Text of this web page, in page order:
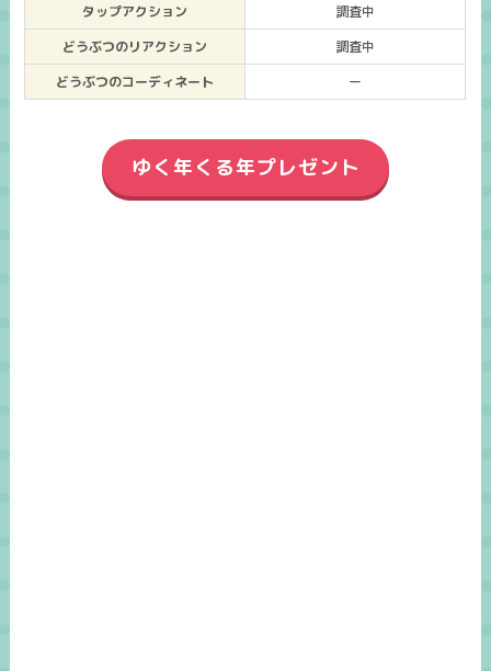
タップアクション
調査中
どうぶつのリアクション
調査中
どうぶつのコーディネート
ー
ゆく年くる年プレゼント